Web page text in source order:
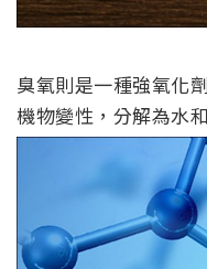
臭氧則是一種強氧化
機物變性，分解為水